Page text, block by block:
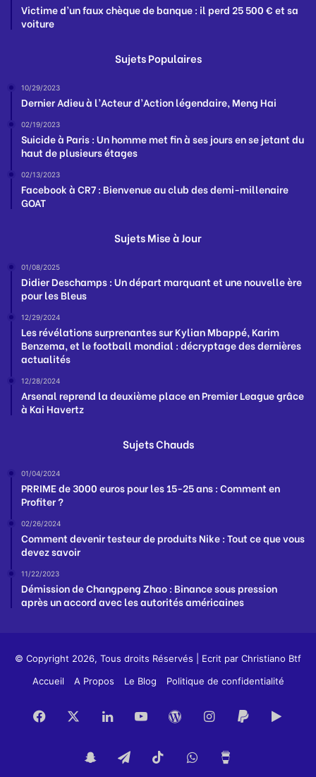
Victime d’un faux chèque de banque : il perd 25 500 € et sa
voiture
Sujets Populaires
10/29/2023
Dernier Adieu à l’Acteur d’Action légendaire, Meng Hai
02/19/2023
Suicide à Paris : Un homme met fin à ses jours en se jetant du
haut de plusieurs étages
02/13/2023
Facebook à CR7 : Bienvenue au club des demi-millenaire
GOAT
Sujets Mise à Jour
01/08/2025
Didier Deschamps : Un départ marquant et une nouvelle ère
pour les Bleus
12/29/2024
Les révélations surprenantes sur Kylian Mbappé, Karim
Benzema, et le football mondial : décryptage des dernières
actualités
12/28/2024
Arsenal reprend la deuxième place en Premier League grâce
à Kai Havertz
Sujets Chauds
01/04/2024
PRRIME de 3000 euros pour les 15-25 ans : Comment en
Profiter ?
02/26/2024
Comment devenir testeur de produits Nike : Tout ce que vous
devez savoir
11/22/2023
Démission de Changpeng Zhao : Binance sous pression
après un accord avec les autorités américaines
© Copyright 2026, Tous droits Réservés | Ecrit par Christiano Btf
Accueil
A Propos Le Blog Politique de confidentialité
Facebook LinkedinYouTubeWordPress
Instagram
PayPal
SnapchatTelegramTikTokWhatsApp